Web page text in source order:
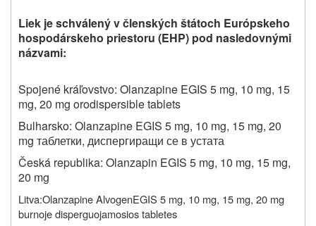
Liek je schválený v členských štátoch Európskeho
hospodárskeho priestoru (EHP) pod nasledovnými
názvami:
Spojené kráľovstvo: Olanzapine EGIS 5 mg, 10 mg, 15
mg, 20 mg orodispersible tablets
Bulharsko: Olanzapine EGIS 5 mg, 10 mg, 15 mg, 20
mg таблетки, диспергиращи се в устата
Česká republika: Olanzapin EGIS 5 mg, 10 mg, 15 mg,
20 mg
Litva:Olanzapine AlvogenEGIS 5 mg, 10 mg, 15 mg, 20 mg
burnoje disperguojamosios tabletes